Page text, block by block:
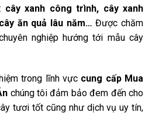
cây xanh công trình, cây xanh
ăn quả lâu năm… Được chăm
nghiệp hướng tới mẫu cây
trong lĩnh vực cung cấp Mua
chúng tôi đảm bảo đem đến cho
tươi tốt cũng như dịch vụ uy tín,